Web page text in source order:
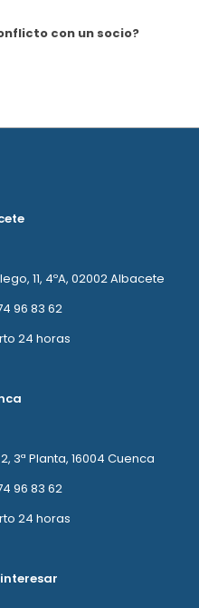
con un socio?
11, 4ºA, 02002 Albacete
96 83 62
24 horas
3ª Planta, 16004 Cuenca
96 83 62
24 horas